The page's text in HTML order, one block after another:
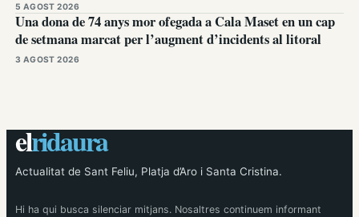
5 AGOST 2026
Una dona de 74 anys mor ofegada a Cala Maset en un cap
de setmana marcat per l’augment d’incidents al litoral
3 AGOST 2026
elridaura
Actualitat de Sant Feliu, Platja d’Aro i Santa Cristina.
Hi ha qui busca silenciar mitjans. Nosaltres continuem informant